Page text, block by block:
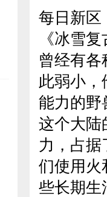
每日新
《冰雪
曾经有
此弱小
能力的野
这个大陆
力，占
们使用火
些长期生